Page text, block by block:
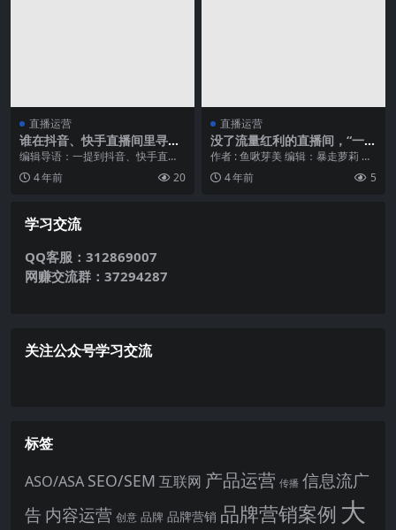
直播运营
谁在抖音、快手直播间里寻找
真爱？
编辑导语：一提到抖音、快手直播
间，我们的第一反应可能都是各行
业的主播在里面卖东西...
4 年前 20
直播运营
没了流量红利的直播间，“一元
秒杀”拉得回来吗？
作者 : 鱼啾芽美 编辑：暴走萝莉 近
日，新腕儿观察到各大主播纷纷开
启了秒杀专场...
4 年前 5
学习交流
QQ客服：312869007
网赚交流群：37294287
关注公众号学习交流
标签
ASO/ASA SEO/SEM 互联网 产品运营 传播 信息流广
告 内容运营 创意 品牌 品牌营销 品牌营销案例 大